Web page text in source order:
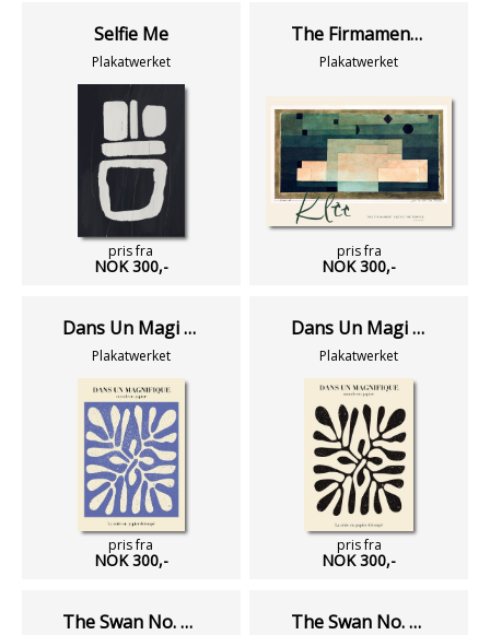
Selfie Me
Plakatwerket
pris fra
NOK 300,-
The Firmament Above The Temple
Plakatwerket
pris fra
NOK 300,-
Dans Un Magi No 07
Plakatwerket
pris fra
NOK 300,-
Dans Un Magi No 01
Plakatwerket
pris fra
NOK 300,-
The Swan No. 14 Kvadrat The Swan No. 12 Kvadrat